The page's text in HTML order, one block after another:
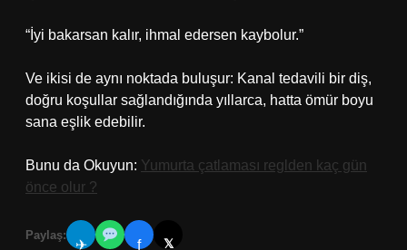
“İyi bakarsan kalır, ihmal edersen kaybolur.”
Ve ikisi de aynı noktada buluşur: Kanal tedavili bir diş,
doğru koşullar sağlandığında yıllarca, hatta ömür boyu
sana eşlik edebilir.
Bunu da Okuyun: Yumurta çatlaması reglden kaç gün
önce olur ?
Paylaş:
✈ f 𝕏